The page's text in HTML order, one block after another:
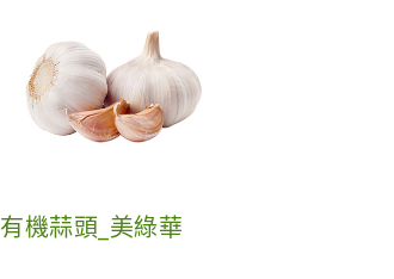
有機蒜頭_美綠華